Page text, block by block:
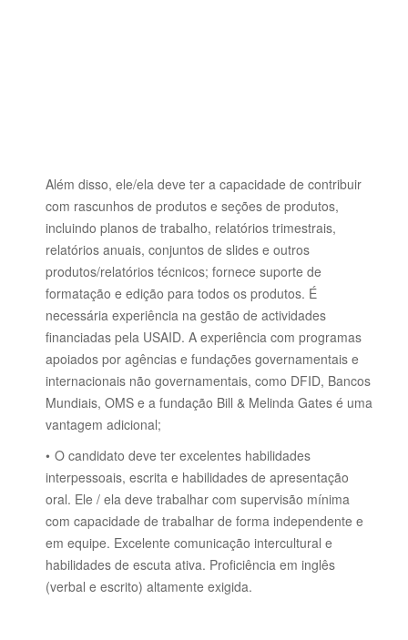
Além disso, ele/ela deve ter a capacidade de contribuir
com rascunhos de produtos e seções de produtos,
incluindo planos de trabalho, relatórios trimestrais,
relatórios anuais, conjuntos de slides e outros
produtos/relatórios técnicos; fornece suporte de
formatação e edição para todos os produtos. É
necessária experiência na gestão de actividades
financiadas pela USAID. A experiência com programas
apoiados por agências e fundações governamentais e
internacionais não governamentais, como DFID, Bancos
Mundiais, OMS e a fundação Bill & Melinda Gates é uma
vantagem adicional;
O candidato deve ter excelentes habilidades
interpessoais, escrita e habilidades de apresentação
oral. Ele / ela deve trabalhar com supervisão mínima
com capacidade de trabalhar de forma independente e
em equipe. Excelente comunicação intercultural e
habilidades de escuta ativa. Proficiência em inglês
(verbal e escrito) altamente exigida.